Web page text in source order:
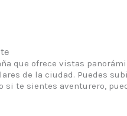
que ofrece vistas
de la ciudad. Puedes
si te sientes aventurero,